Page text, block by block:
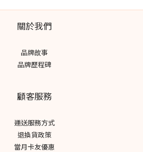
關於我們
品牌故事
品牌歷程碑
顧客服務
運送服務方式
退換貨政策
當月卡友優惠